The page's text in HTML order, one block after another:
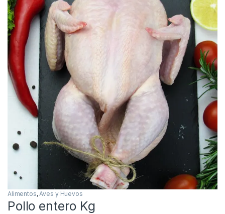
Alimentos, Aves y Huevos
Pollo entero Kg